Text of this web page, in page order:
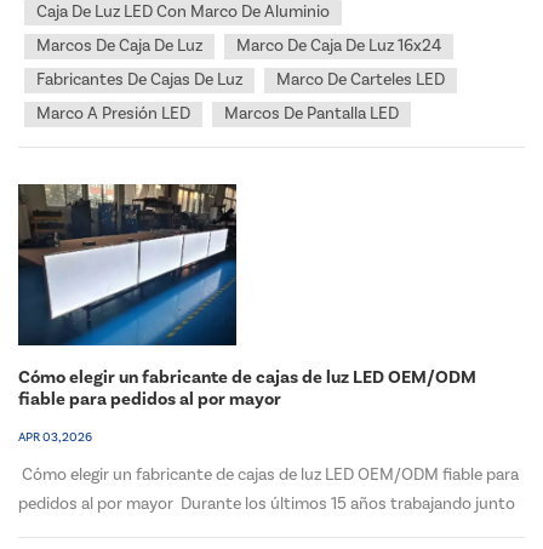
Caja De Luz LED Con Marco De Aluminio
Marcos De Caja De Luz
Marco De Caja De Luz 16x24
Fabricantes De Cajas De Luz
Marco De Carteles LED
Marco A Presión LED
Marcos De Pantalla LED
Cómo elegir un fabricante de cajas de luz LED OEM/ODM
fiable para pedidos al por mayor
APR 03, 2026
Cómo elegir un fabricante de cajas de luz LED OEM/ODM fiable para
pedidos al por mayor Durante los últimos 15 años trabajando junto
a distribuidores y contratistas de letreros norteamericanos, he visto